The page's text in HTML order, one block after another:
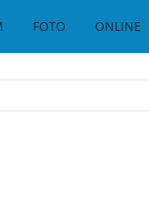
FOTO ONLINE